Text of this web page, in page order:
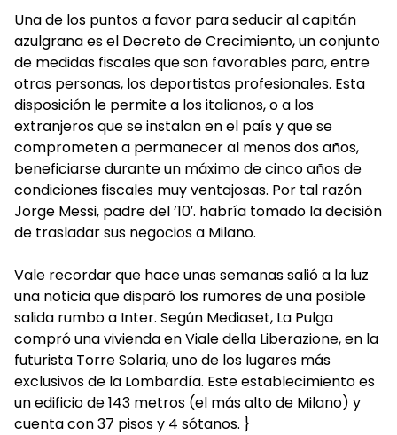
Una de los puntos a favor para seducir al capitán
azulgrana es el Decreto de Crecimiento, un conjunto
de medidas fiscales que son favorables para, entre
otras personas, los deportistas profesionales. Esta
disposición le permite a los italianos, o a los
extranjeros que se instalan en el país y que se
comprometen a permanecer al menos dos años,
beneficiarse durante un máximo de cinco años de
condiciones fiscales muy ventajosas. Por tal razón
Jorge Messi, padre del ’10′. habría tomado la decisión
de trasladar sus negocios a Milano.
Vale recordar que hace unas semanas salió a la luz
una noticia que disparó los rumores de una posible
salida rumbo a Inter. Según Mediaset, La Pulga
compró una vivienda en Viale della Liberazione, en la
futurista Torre Solaria, uno de los lugares más
exclusivos de la Lombardía. Este establecimiento es
un edificio de 143 metros (el más alto de Milano) y
cuenta con 37 pisos y 4 sótanos. }